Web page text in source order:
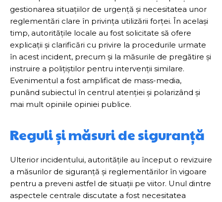
gestionarea situațiilor de urgență și necesitatea unor
reglementări clare în privința utilizării forței. În același
timp, autoritățile locale au fost solicitate să ofere
explicații și clarificări cu privire la procedurile urmate
în acest incident, precum și la măsurile de pregătire și
instruire a polițiștilor pentru intervenții similare.
Evenimentul a fost amplificat de mass-media,
punând subiectul în centrul atenției și polarizând și
mai mult opiniile opiniei publice.
Reguli și măsuri de siguranță
Ulterior incidentului, autoritățile au început o revizuire
a măsurilor de siguranță și reglementărilor în vigoare
pentru a preveni astfel de situații pe viitor. Unul dintre
aspectele centrale discutate a fost necesitatea